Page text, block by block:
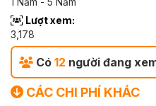
Lượt xem:
3,178
Có 12 người đang
CÁC CHI PHÍ KHÁC